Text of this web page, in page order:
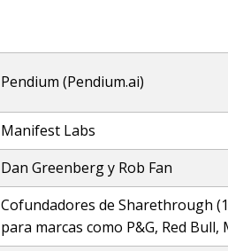
Pendium (Pendium.ai)
Manifest Labs
Dan Greenberg y Rob Fan
Cofundadores de Sharethrough
para marcas como P&G, Red Bull,